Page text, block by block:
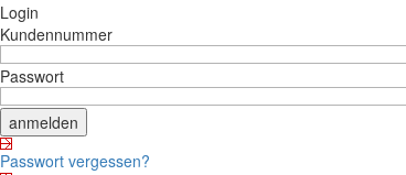
Login
Kundennummer
Passwort
Passwort vergessen?